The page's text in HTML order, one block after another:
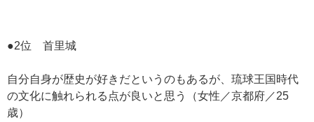
●2位 首里城
自分自身が歴史が好きだというのもあるが、琉球王国時代
の文化に触れられる点が良いと思う（女性／京都府／25
歳）